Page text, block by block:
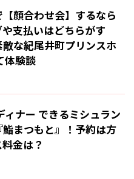
顔合わせ会】するなら
支払いはどちらがす
な紀尾井町プリンスホ
体験談
ィナー できるミシュラン
まつもと』！予約は方
金は？